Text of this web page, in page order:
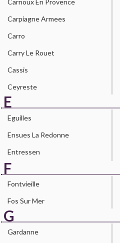
Carnoux En Provence
Carpiagne Armees
Carro
Carry Le Rouet
Cassis
Ceyreste
E
Eguilles
Ensues La Redonne
Entressen
F
Fontvieille
Fos Sur Mer
G
Gardanne